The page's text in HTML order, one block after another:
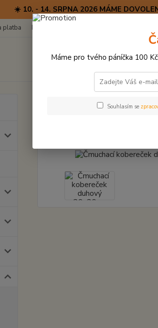
☀️ 10. - 14. SRPNA 2026 MÁME
platba Kontakty
Máme pro tvého páníčka 100
Souhlasím se